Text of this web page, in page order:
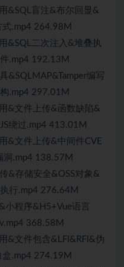
&SQL盲注&布尔回显&
.mp4 264.98M
&SQL二次注入&堆叠执
.mp4 192.13M
&SQLMAP&Tamper编写
.mp4 297.01M
&文件上传&函数缺陷&
绕过.mp4 413.01M
&文件上传&中间件CVE
洞.mp4 138.57M
&存储安全&OSS对象&
行.mp4 276.64M
小程序&H5+Vue语言
368.58M
&文件包含&LFI&RFI&伪
盒.mp4 274.19M